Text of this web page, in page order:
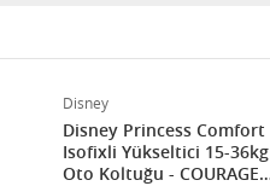
Disney
Disney Princess Comfort
Isofixli Yükseltici 15-36kg
Oto Koltuğu - COURAGE